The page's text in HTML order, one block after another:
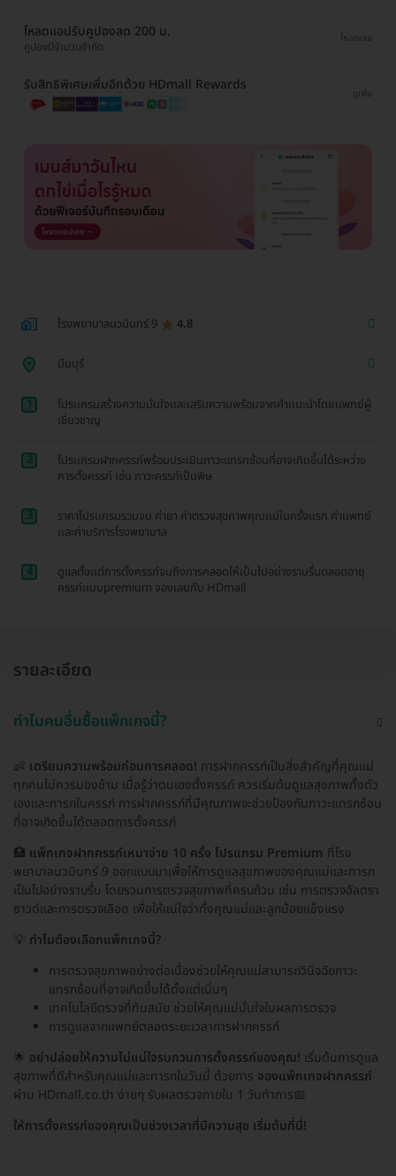
โหลดแอปรับคูปองลด 200 บ.
คูปองมีจำนวนจำกัด
โหลดเลย
รับสิทธิพิเศษเพิ่มอีกด้วย HDmall Rewards
ดูเพิ่ม
โรงพยาบาลนวมินทร์ 9 4.8
มีนบุรี
1
โปรเเกรมสร้างความมั่นใจเเละเสริมความพร้อมจากคำเเนะนำโดยเเพทย์ผู้
เชี่ยวชาญ
2
โปรเเกรมฝากครรภ์พร้อมประเมินภาวะแทรกซ้อนที่อาจเกิดขึ้นได้ระหว่าง
การตั้งครรภ์ เช่น ภาวะครรภ์เป็นพิษ
3
ราคาโปรเเกรมรวมจบ ค่ายา ค่าตรวจสุขภาพคุณเเม่ในครั้งเเรก ค่าเเพทย์
เเละค่าบริการโรงพยาบาล
4
ดูแลตั้งเเต่การตั้งครรภ์จนถึงการคลอดให้เป็นไปอย่างราบรื่นตลอดอายุ
ครรภ์เเบบpremium จองเลยกับ HDmall
รายละเอียด
ทำไมคนอื่นซื้อแพ็กเกจนี้?
👶 เตรียมความพร้อมก่อนการคลอด! การฝากครรภ์เป็นสิ่งสำคัญที่คุณแม่
ทุกคนไม่ควรมองข้าม เมื่อรู้ว่าตนเองตั้งครรภ์ ควรเริ่มต้นดูแลสุขภาพทั้งตัว
เองและทารกในครรภ์ การฝากครรภ์ที่มีคุณภาพจะช่วยป้องกันภาวะแทรกซ้อน
ที่อาจเกิดขึ้นได้ตลอดการตั้งครรภ์
🏥 แพ็กเกจฝากครรภ์เหมาจ่าย 10 ครั้ง โปรแกรม Premium ที่โรง
พยาบาลนวมินทร์ 9 ออกแบบมาเพื่อให้การดูแลสุขภาพของคุณแม่และทารก
เป็นไปอย่างราบรื่น โดยรวมการตรวจสุขภาพที่ครบถ้วน เช่น การตรวจอัลตรา
ซาวด์และการตรวจเลือด เพื่อให้แน่ใจว่าทั้งคุณแม่และลูกน้อยแข็งแรง
💡 ทำไมต้องเลือกแพ็กเกจนี้?
การตรวจสุขภาพอย่างต่อเนื่องช่วยให้คุณแม่สามารถวินิจฉัยภาวะ
แทรกซ้อนที่อาจเกิดขึ้นได้ตั้งแต่เนิ่นๆ
เทคโนโลยีตรวจที่ทันสมัย ช่วยให้คุณแม่มั่นใจในผลการตรวจ
การดูแลจากแพทย์ตลอดระยะเวลาการฝากครรภ์
🌟 อย่าปล่อยให้ความไม่แน่ใจรบกวนการตั้งครรภ์ของคุณ! เริ่มต้นการดูแล
สุขภาพที่ดีสำหรับคุณแม่และทารกในวันนี้ ด้วยการ จองแพ็กเกจฝากครรภ์
ผ่าน HDmall.co.th ง่ายๆ รับผลตรวจภายใน 1 วันทำการ📅
ให้การตั้งครรภ์ของคุณเป็นช่วงเวลาที่มีความสุข เริ่มต้นที่นี่!